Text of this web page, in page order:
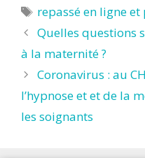
Étiquettes
repassé en ligne
Quelles questions
à la maternité ?
Coronavirus : au
l’hypnose et et de la
les soignants